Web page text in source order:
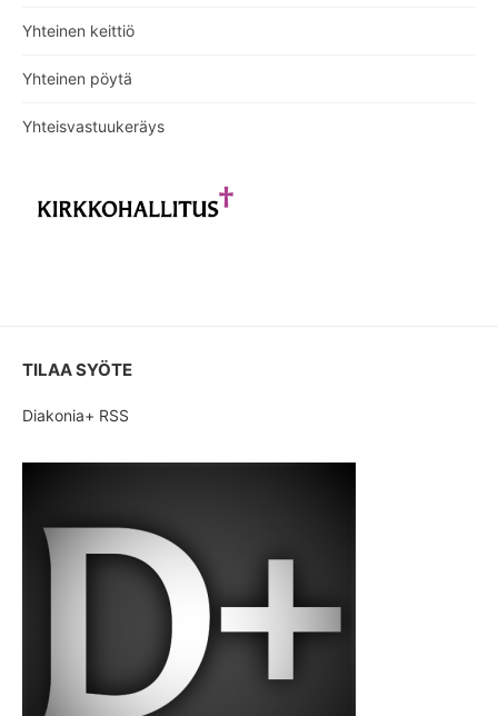
Yhteinen keittiö
Yhteinen pöytä
Yhteisvastuukeräys
TILAA SYÖTE
Diakonia+ RSS